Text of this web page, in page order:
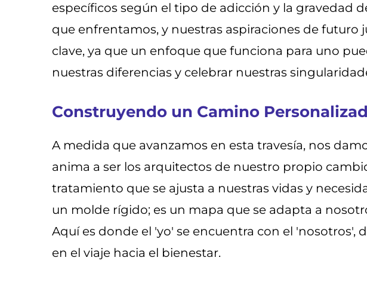
específicos según el tipo de adicción y la gravedad
que enfrentamos, y nuestras aspiraciones de futuro
clave, ya que un enfoque que funciona para uno
nuestras diferencias y celebrar nuestras
Construyendo un Camino
A medida que avanzamos en esta travesía, nos
anima a ser los arquitectos de nuestro propio
tratamiento que se ajusta a nuestras vidas y
un molde rígido; es un mapa que se adapta a
Aquí es donde el 'yo' se encuentra con el
en el viaje hacia el bienestar.